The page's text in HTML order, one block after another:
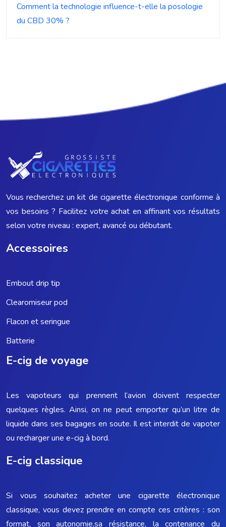
Comment la technologie influence-t-elle la posologie
du CBD 30% ?
Vous recherchez un kit de cigarette électronique conforme à
vos besoins ? Facilitez votre achat en affinant vos résultats
selon votre niveau : expert, avancé ou débutant.
Accessoires
Embout drip tip
Clearomiseur pod
Flacon et seringue
Batterie
E-cig de voyage
Les vapoteurs qui prennent l’avion doivent respecter
quelques règles. Ainsi, on ne peut emporter qu’un litre de
liquide dans ses bagages en soute. Il est interdit de vapoter
ou recharger une e-cig à bord.
E-cig classique
Si vous souhaitez acheter une cigarette électronique
classique, vous devez prendre en compte ces critères : son
format, son autonomie,sa résistance, la contenance du